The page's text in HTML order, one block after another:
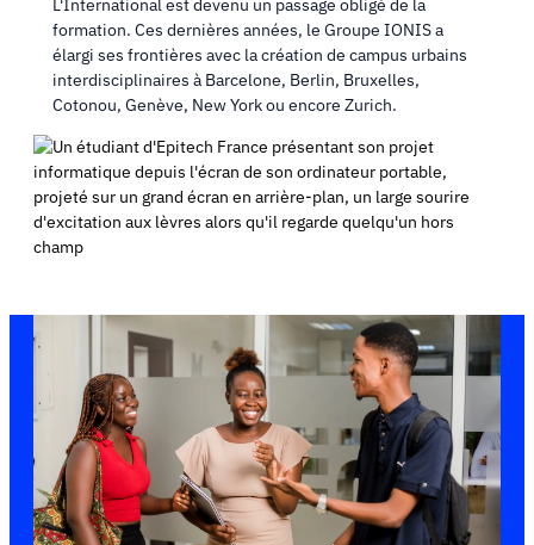
L'International est devenu un passage obligé de la
formation. Ces dernières années, le Groupe IONIS a
élargi ses frontières avec la création de campus urbains
interdisciplinaires à Barcelone, Berlin, Bruxelles,
Cotonou, Genève, New York ou encore Zurich.